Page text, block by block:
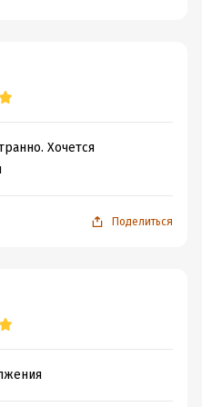
Хочется
Поделиться